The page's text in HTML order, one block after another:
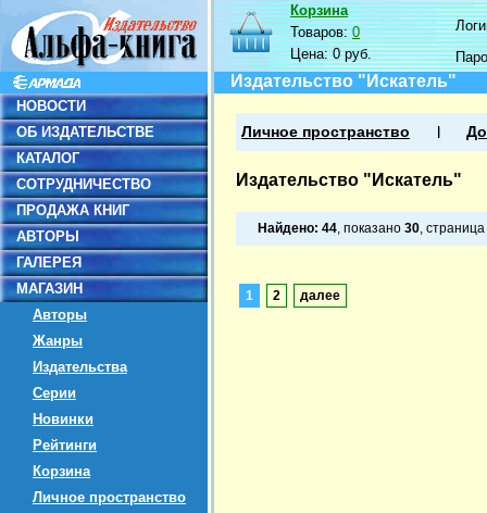
НОВОСТИ
ОБ ИЗДАТЕЛЬСТВЕ
КАТАЛОГ
СОТРУДНИЧЕСТВО
ПРОДАЖА КНИГ
АВТОРЫ
ГАЛЕРЕЯ
МАГАЗИН
Авторы
Жанры
Издательства
Серии
Новинки
Рейтинги
Корзина
Личное пространство
Корзина
Товаров:0
Цена:0 руб.
Издательство "Искатель"
Личное пространство
Издательство "Искатель"
Найдено: 44, показано 30, страница
1 2 далее